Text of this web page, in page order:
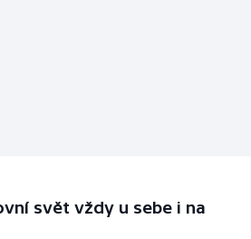
svět vždy u sebe i na